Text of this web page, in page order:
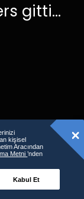
gitti...
kişisel
Aracından
Metni’nden
Kabul Et